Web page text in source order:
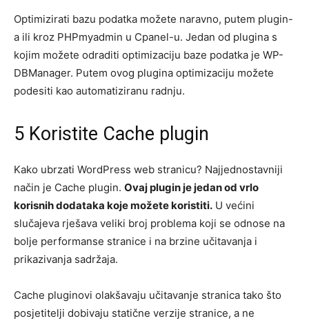
Optimizirati bazu podatka možete naravno, putem plugin-
a ili kroz PHPmyadmin u Cpanel-u. Jedan od plugina s
kojim možete odraditi optimizaciju baze podatka je WP-
DBManager. Putem ovog plugina optimizaciju možete
podesiti kao automatiziranu radnju.
5 Koristite Cache plugin
Kako ubrzati WordPress web stranicu? Najjednostavniji
način je Cache plugin. Ovaj plugin je jedan od vrlo
korisnih dodataka koje možete koristiti. U većini
slučajeva rješava veliki broj problema koji se odnose na
bolje performanse stranice i na brzine učitavanja i
prikazivanja sadržaja.
Cache pluginovi olakšavaju učitavanje stranica tako što
posjetitelji dobivaju statične verzije stranice, a ne